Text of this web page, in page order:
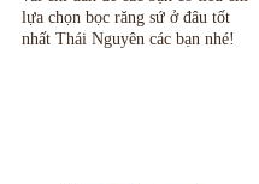
lựa chọn bọc răng sứ ở đâu tốt
nhất Thái Nguyên các bạn nhé!